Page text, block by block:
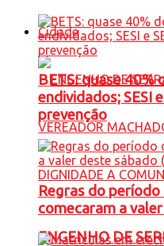
Cidade
ENGENHO DE
BETS: quase
endividados; SESI
prevenção
Regras do
comecaram a